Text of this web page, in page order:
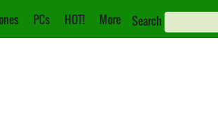
PCs HOT! More Search